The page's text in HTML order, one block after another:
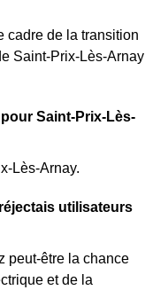
cadre de la transition
Saint-Prix-Lès-Arnay
Saint-Prix-Lès-
Lès-Arnay.
utilisateurs
peut-être la chance
et de la